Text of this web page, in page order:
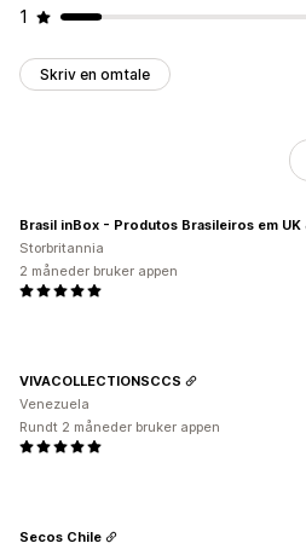
1
Skriv en omtale
Brasil inBox - Produtos Brasileiros em UK
Storbritannia
2 måneder bruker appen
VIVACOLLECTIONSCCS
Venezuela
Rundt 2 måneder bruker appen
Secos Chile